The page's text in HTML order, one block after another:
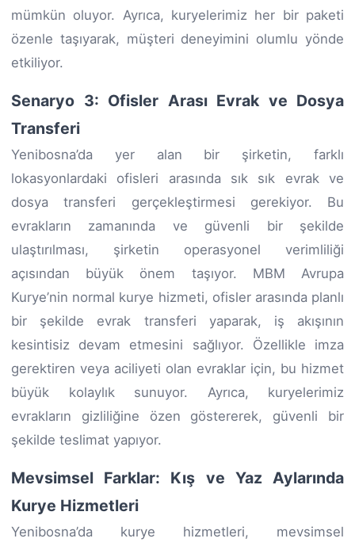
mümkün oluyor. Ayrıca, kuryelerimiz her bir paketi
özenle taşıyarak, müşteri deneyimini olumlu yönde
etkiliyor.
Senaryo 3: Ofisler Arası Evrak ve Dosya
Transferi
Yenibosna’da yer alan bir şirketin, farklı
lokasyonlardaki ofisleri arasında sık sık evrak ve
dosya transferi gerçekleştirmesi gerekiyor. Bu
evrakların zamanında ve güvenli bir şekilde
ulaştırılması, şirketin operasyonel verimliliği
açısından büyük önem taşıyor. MBM Avrupa
Kurye’nin normal kurye hizmeti, ofisler arasında planlı
bir şekilde evrak transferi yaparak, iş akışının
kesintisiz devam etmesini sağlıyor. Özellikle imza
gerektiren veya aciliyeti olan evraklar için, bu hizmet
büyük kolaylık sunuyor. Ayrıca, kuryelerimiz
evrakların gizliliğine özen göstererek, güvenli bir
şekilde teslimat yapıyor.
Mevsimsel Farklar: Kış ve Yaz Aylarında
Kurye Hizmetleri
Yenibosna’da kurye hizmetleri, mevsimsel